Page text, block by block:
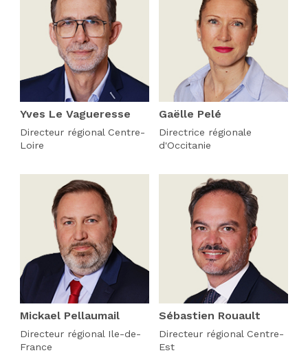
Yves Le Vagueresse
Directeur régional Centre-
Loire
Gaëlle Pelé
Directrice régionale
d'Occitanie
Mickael Pellaumail
Directeur régional Ile-de-
France
Sébastien Rouault
Directeur régional Centre-
Est